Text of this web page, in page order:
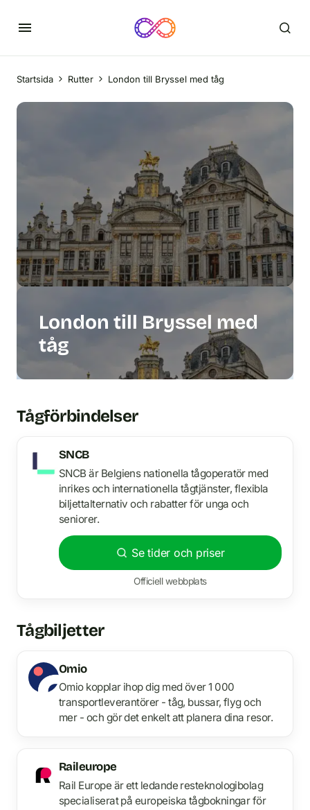
Startsida Rutter London till Bryssel med tåg
London till Bryssel med
tåg
Tågförbindelser
SNCB
SNCB är Belgiens nationella tågoperatör med
inrikes och internationella tågtjänster, flexibla
biljettalternativ och rabatter för unga och
seniorer.
Se tider och priser
Officiell webbplats
Tågbiljetter
Omio
Omio kopplar ihop dig med över 1 000
transportleverantörer - tåg, bussar, flyg och
mer - och gör det enkelt att planera dina resor.
Raileurope
Rail Europe är ett ledande resteknologibolag
specialiserat på europeiska tågbokningar för